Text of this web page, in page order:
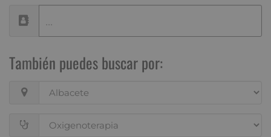
También puedes buscar por: